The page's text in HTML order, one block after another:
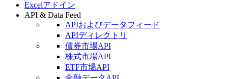
Excelアドイン
API & Data Feed
APIおよびデータフィード
APIディレクトリ
債券市場API
株式市場API
ETF市場API